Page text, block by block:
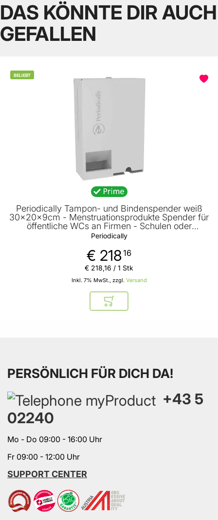
DAS KÖNNTE DIR AUCH
GEFALLEN
BELIEBT
Periodically Tampon- und Bindenspender weiß
30x20x9cm - Menstruationsprodukte Spender für
öffentliche WCs an Firmen - Schulen oder
Universitäten
Periodically
€ 21816
Inkl. 7% MwSt., zzgl. Versand
€ 218,16 / 1 Stk
In den Warenkorb
PERSÖNLICH FÜR DICH DA!
+43 5
02240
Mo - Do 09:00 - 16:00 Uhr
Fr 09:00 - 12:00 Uhr
SUPPORT CENTER